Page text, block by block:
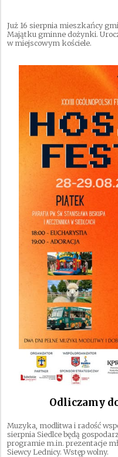
Już 16 sierpnia mieszkańcy
Majątku gminne dożynki.
w miejscowym kościele.
Odliczamy
Muzyka, modlitwa i radość
sierpnia Siedlce będą
programie m.in. prezentacje
Siewcy Lednicy. Wstęp wolny.